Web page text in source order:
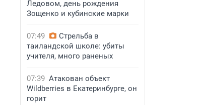
Ледовом, день рождения
Зощенко и кубинские марки
07:49
Стрельба в
таиландской школе: убиты
учителя, много раненых
07:39 Атакован объект
Wildberries в Екатеринбурге, он
горит